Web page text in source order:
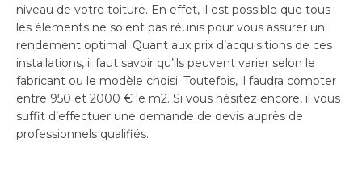
niveau de votre toiture. En effet, il est possible que tous
les éléments ne soient pas réunis pour vous assurer un
rendement optimal. Quant aux prix d’acquisitions de ces
installations, il faut savoir qu’ils peuvent varier selon le
fabricant ou le modèle choisi. Toutefois, il faudra compter
entre 950 et 2000 € le m2. Si vous hésitez encore, il vous
suffit d’effectuer une demande de devis auprès de
professionnels qualifiés.